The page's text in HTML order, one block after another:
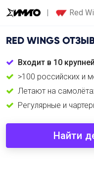
Red
RED WINGS
Входит в 10
>100 российских и
Летают на
Регулярные и
Найти